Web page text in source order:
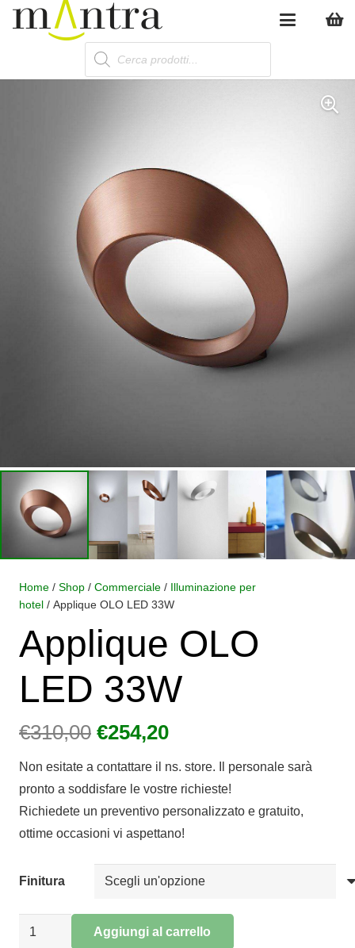
Products
search
Home / Shop / Commerciale / Illuminazione per
hotel / Applique OLO LED 33W
Applique OLO
LED 33W
€310,00 Il
originale
era:
€310,00.
€254,20Il
attuale
è:
€254,20.
Non esitate a contattare il ns. store. Il personale sarà
pronto a soddisfare le vostre richieste!
Richiedete un preventivo personalizzato e gratuito,
ottime occasioni vi aspettano!
Finitura
Applique
Aggiungi al carrello